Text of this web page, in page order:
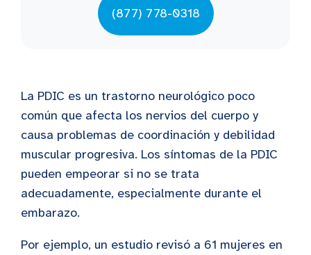
(877) 778-0318
La PDIC es un trastorno neurológico poco
común que afecta los nervios del cuerpo y
causa problemas de coordinación y debilidad
muscular progresiva. Los síntomas de la PDIC
pueden empeorar si no se trata
adecuadamente, especialmente durante el
embarazo.
Por ejemplo, un estudio revisó a 61 mujeres en